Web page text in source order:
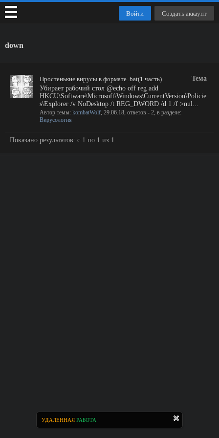
УДАЛЕННАЯ РАБОТА
down
Тема
Простенькие вирусы в формате .bat(1 часть)
Убирает рабочий стол @echo off reg add
HKCU\Software\Microsoft\Windows\CurrentVersion\Policie
s\Explorer /v NoDesktop /t REG_DWORD /d 1 /f >nul...
Автор темы: kombatWolf, 29.06.18, ответов - 2, в разделе:
Вирусология
Показано результатов: с 1 по 1 из 1.
Войти Создать аккаунт